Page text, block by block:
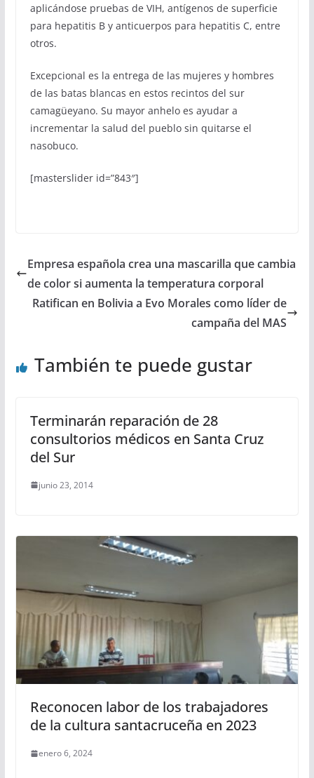
aplicándose pruebas de VIH, antígenos de superficie
para hepatitis B y anticuerpos para hepatitis C, entre
otros.
Excepcional es la entrega de las mujeres y hombres
de las batas blancas en estos recintos del sur
camagüeyano. Su mayor anhelo es ayudar a
incrementar la salud del pueblo sin quitarse el
nasobuco.
[masterslider id=”843″]
Empresa española crea una mascarilla que cambia
de color si aumenta la temperatura corporal
Ratifican en Bolivia a Evo Morales como líder de
campaña del MAS
También te puede gustar
Terminarán reparación de 28
consultorios médicos en Santa Cruz
del Sur
junio 23, 2014
Reconocen labor de los trabajadores
de la cultura santacruceña en 2023
enero 6, 2024